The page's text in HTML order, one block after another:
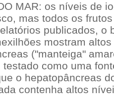
MAR: os níveis de
mas todos os
publicados, o
mostram
("manteiga"
testado como uma
o hepatopâncreas
contenha altos